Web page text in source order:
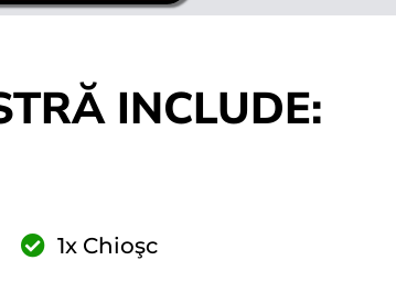
INCLUDE:
1x Chioşc